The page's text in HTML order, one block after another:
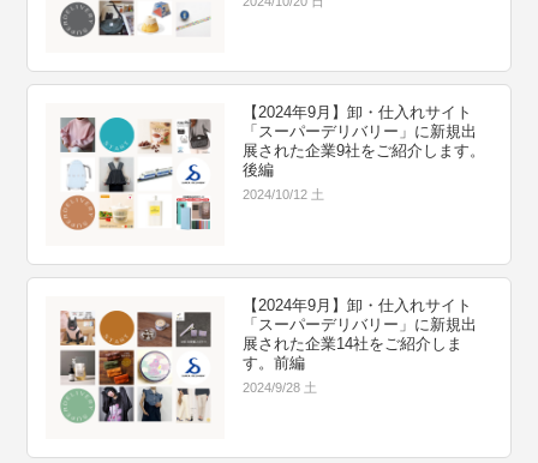
【2024年9月】卸・仕入れサイト
「スーパーデリバリー」に新規出
展された企業9社をご紹介します。
後編
2024/10/12 土
【2024年9月】卸・仕入れサイト
「スーパーデリバリー」に新規出
展された企業14社をご紹介しま
す。前編
2024/9/28 土